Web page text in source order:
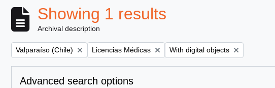
Showing 1 results
Archival description
Remove filter:
Valparaíso (Chile) Remove filter:
Licencias Médicas Remove filter:
With digital objects
Advanced search options